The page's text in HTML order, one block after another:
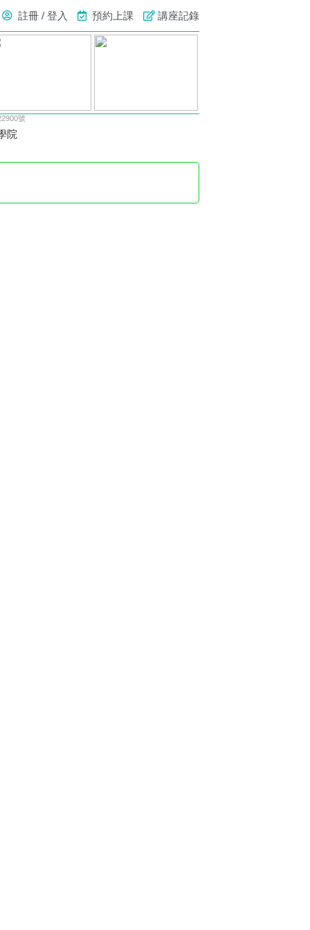
註冊 / 登入 預約上課 講座記錄
號
院